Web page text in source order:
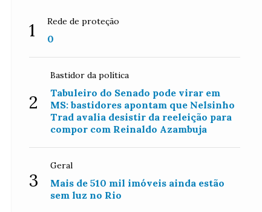
1 Rede de proteção
0
2
Bastidor da política
Tabuleiro do Senado pode virar em
MS: bastidores apontam que Nelsinho
Trad avalia desistir da reeleição para
compor com Reinaldo Azambuja
3
Geral
Mais de 510 mil imóveis ainda estão
sem luz no Rio